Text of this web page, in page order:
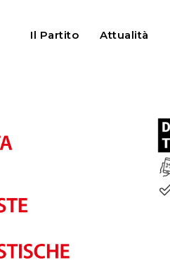
Il Partito Attualità